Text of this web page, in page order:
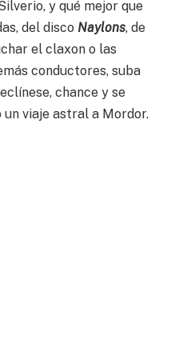
y qué mejor que
del disco Naylons, de
el claxon o las
conductores, suba
chance y se
viaje astral a Mordor.